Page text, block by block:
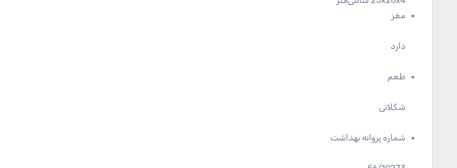
مغز
دارد
طعم
شکلاتی
شماره پروانه بهداشت